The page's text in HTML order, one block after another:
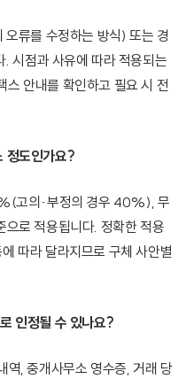
류를 수정하는 방식) 또는 경
시점과 사유에 따라 적용되는
스 안내를 확인하고 필요 시 전
정도인가요?
고의·부정의 경우 40%), 무
로 적용됩니다. 정확한 적용
따라 달라지므로 구체 사안별
인정될 수 있나요?
역, 중개사무소 영수증, 거래 당